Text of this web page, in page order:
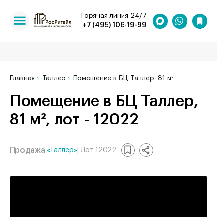
+7 (495) 106-19-99
Горячая линия 24/7
Главная Таллер Помещение в БЦ Таллер, 81 м²
Помещение в БЦ Таллер,
81 м², лот - 12022
Продажа «Таллер» | Лот 12022